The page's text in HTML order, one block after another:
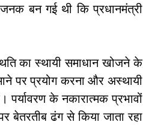
बन गई थी कि प्रधानमंत्री
का स्थायी समाधान खोजने के
पर प्रयोग करना और अस्थायी
के नकारात्मक प्रभावों
बेतरतीब ढंग से किया जाता रहा